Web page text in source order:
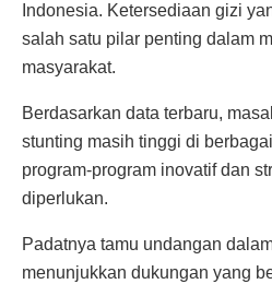
Indonesia. Ketersediaan gizi
salah satu pilar penting dalam
masyarakat.
Berdasarkan data terbaru,
stunting masih tinggi di
program-program inovatif dan
diperlukan.
Padatnya tamu undangan
menunjukkan dukungan yang